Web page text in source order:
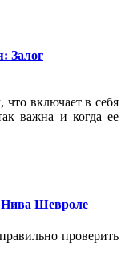
Залог
что включает в себя
важна и когда ее
Шевроле
проверить